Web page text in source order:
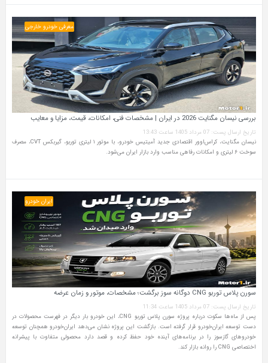
معرفی خودرو خارجی
بررسی نیسان مگنایت 2026 در ایران | مشخصات فنی، امکانات، قیمت، مزایا و معایب
تاریخ ارسال پست: 07 مرداد 1405 ساعت 13:43
نیسان مگنایت، کراس‌اوور اقتصادی جدید آمیتیس خودرو، با موتور ۱ لیتری توربو، گیربکس CVT، مصرف
سوخت ۶ لیتری و امکانات رفاهی مناسب وارد بازار ایران می‌شود.
ایران خودرو
سورن پلاس توربو CNG دوگانه سوز برگشت؛ مشخصات، موتور و زمان عرضه
تاریخ ارسال پست: 07 مرداد 1405 ساعت 11:34
پس از ماه‌ها سکوت درباره پروژه سورن پلاس توربو CNG، این خودرو بار دیگر در فهرست محصولات در
دست توسعه ایران‌خودرو قرار گرفته است. بازگشت این پروژه نشان می‌دهد ایران‌خودرو همچنان توسعه
خودروهای گازسوز را در برنامه‌های آینده خود حفظ کرده و قصد دارد محصولی متفاوت با پیشرانه
اختصاصی CNG را روانه بازار کند.